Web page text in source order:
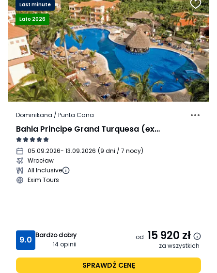
Last minute
Lato 2026
Dominikana / Punta Cana
Bahia Principe Grand Turquesa (ex. Premier)
05.09.2026- 13.09.2026 (9 dni / 7 nocy)
Wrocław
All Inclusive
Exim Tours
9.0 Bardzo dobry
14opinii
od 15 920 zł
za wszystkich
SPRAWDŹ CENĘ